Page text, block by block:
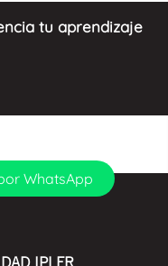
tu aprendizaje
WhatsApp
IPLER